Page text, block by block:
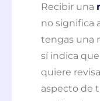
Recibir una
no significa
tengas una
sí indica
quiere
aspecto de